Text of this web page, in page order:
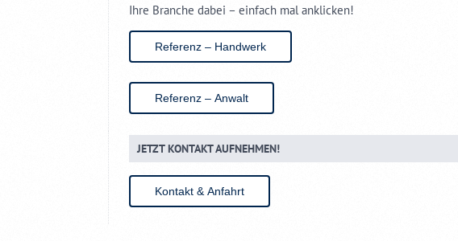
Ihre Branche dabei – einfach mal anklicken!
Referenz – Handwerk
Referenz – Anwalt
JETZT KONTAKT AUFNEHMEN!
Kontakt & Anfahrt